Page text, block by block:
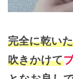
完全に乾い
吹きかけて